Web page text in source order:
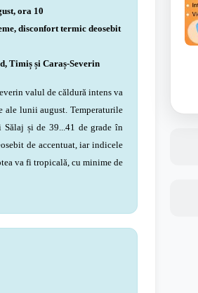
ora 10
disconfort termic deosebit
Timiș și Caraș-Severin
valul de căldură intens va
ale lunii august. Temperaturile
Sălaj și de 39...41 de grade în
de accentuat, iar indicele
va fi tropicală, cu minime de